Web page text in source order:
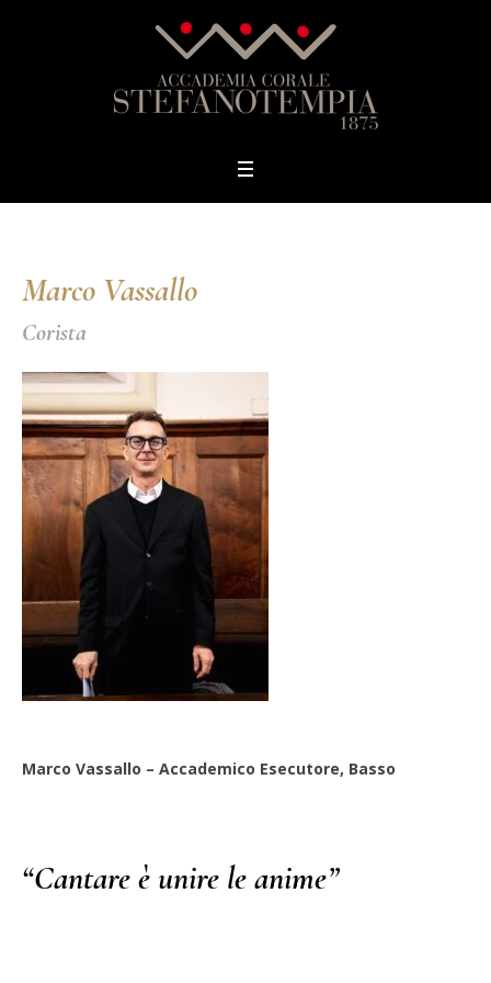
Marco Vassallo
Corista
Marco Vassallo – Accademico Esecutore, Basso
“Cantare è unire le anime”